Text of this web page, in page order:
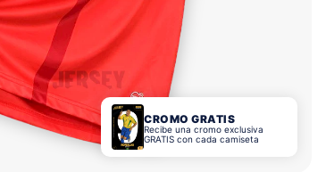
CROMO GRATIS
Recibe una cromo exclusiva
GRATIS con cada camiseta